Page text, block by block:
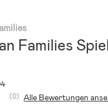
Families
(0) Alle Bewertungen